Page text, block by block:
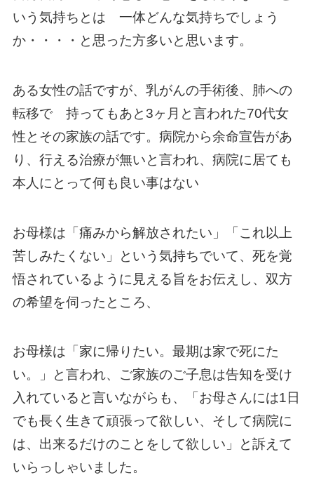
いう気持ちとは 一体どんな気持ちでしょう
か・・・・と思った方多いと思います。
ある女性の話ですが、乳がんの手術後、肺への
転移で 持ってもあと3ヶ月と言われた70代女
性とその家族の話です。病院から余命宣告があ
り、行える治療が無いと言われ、病院に居ても
本人にとって何も良い事はない
お母様は「痛みから解放されたい」「これ以上
苦しみたくない」という気持ちでいて、死を覚
悟されているように見える旨をお伝えし、双方
の希望を伺ったところ、
お母様は「家に帰りたい。最期は家で死にた
い。」と言われ、ご家族のご子息は告知を受け
入れていると言いながらも、「お母さんには1日
でも長く生きて頑張って欲しい、そして病院に
は、出来るだけのことをして欲しい」と訴えて
いらっしゃいました。